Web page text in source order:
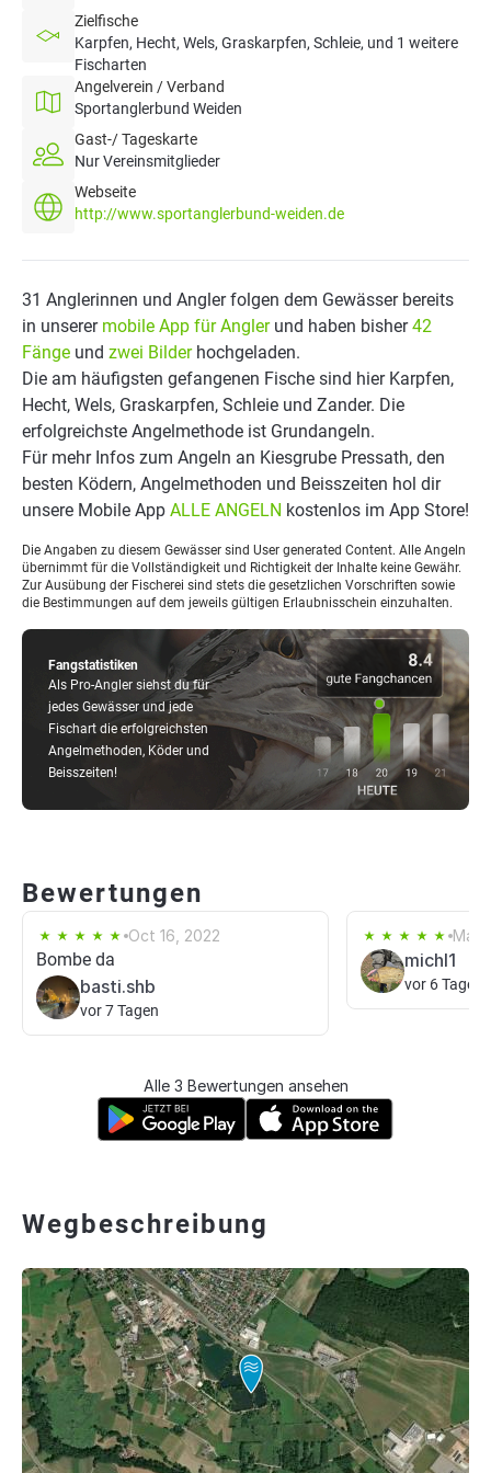
Zielfische
Karpfen, Hecht, Wels, Graskarpfen, Schleie, und 1 weitere
Fischarten
Angelverein / Verband
Sportanglerbund Weiden
Gast-/ Tageskarte
Nur Vereinsmitglieder
Webseite
http://www.sportanglerbund-weiden.de
Fangstatistiken
Als Pro-Angler siehst du für
jedes Gewässer und jede
Fischart die erfolgreichsten
Angelmethoden, Köder und
Beisszeiten!
31 Anglerinnen und Angler folgen dem Gewässer bereits
in unserer mobile App für Anglerund haben bisher42
Fänge und zwei Bilderhochgeladen.
Die am häufigsten gefangenen Fische sind hier Karpfen,
Hecht, Wels, Graskarpfen, Schleie und Zander. Die
erfolgreichste Angelmethode ist Grundangeln.
Für mehr Infos zum Angeln an Kiesgrube Pressath, den
besten Ködern, Angelmethoden und Beisszeiten hol dir
unsere Mobile App ALLE ANGELN kostenlos im App Store!
Die Angaben zu diesem Gewässer sind User generated Content. Alle Angeln
übernimmt für die Vollständigkeit und Richtigkeit der Inhalte keine Gewähr.
Zur Ausübung der Fischerei sind stets die gesetzlichen Vorschriften sowie
die Bestimmungen auf dem jeweils gültigen Erlaubnisschein einzuhalten.
Bewertungen
Oct 16, 2022
Bombe da
basti.shb
vor 7 Tagen
Mar
michl1
vor 6 Tagen
Alle 3 Bewertungen ansehen
Wegbeschreibung